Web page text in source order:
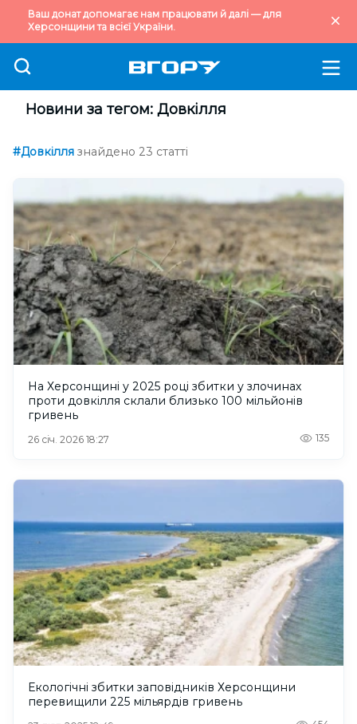
Ваш донат допомагає нам працювати й далі — для
Херсонщини та всієї України.
Новини за тегом: Довкілля
#Довкілля знайдено 23 статті
На Херсонщині у 2025 році збитки у злочинах
проти довкілля склали близько 100 мільйонів
гривень
26 січ. 2026 18:27 135
Екологічні збитки заповідників Херсонщини
перевищили 225 мільярдів гривень